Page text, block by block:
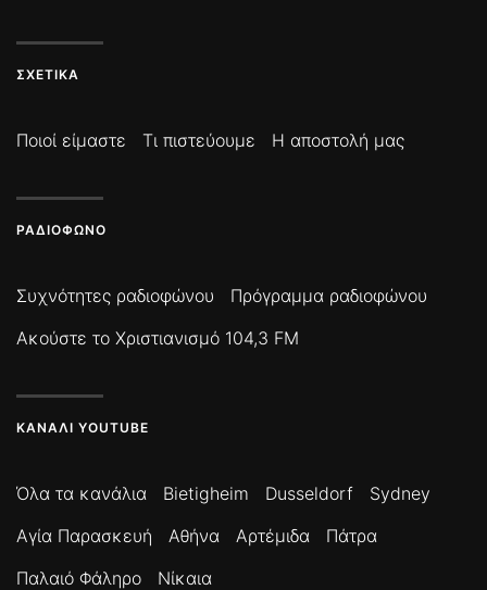
ΣΧΕΤΙΚΆ
Ποιοί είμαστε Τι πιστεύουμε Η αποστολή μας
ΡΑΔΙΌΦΩΝΟ
Συχνότητες ραδιοφώνου
Πρόγραμμα ραδιοφώνου
Ακούστε το Χριστιανισμό 104,3 FM
ΚΑΝΆΛΙ YOUTUBE
Όλα τα κανάλια Bietigheim Dusseldorf
Sydney
Αγία Παρασκευή
Αθήνα Αρτέμιδα
Πάτρα
Παλαιό Φάληρο
Νίκαια